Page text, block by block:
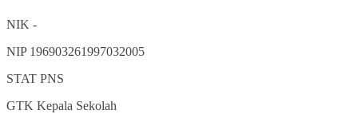
NIK -
NIP 196903261997032005
STAT PNS
GTK Kepala Sekolah